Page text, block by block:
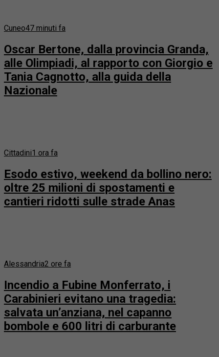
Cuneo47 minuti fa
Oscar Bertone, dalla provincia Granda,
alle Olimpiadi, al rapporto con Giorgio e
Tania Cagnotto, alla guida della
Nazionale
Cittadini1 ora fa
Esodo estivo, weekend da bollino nero:
oltre 25 milioni di spostamenti e
cantieri ridotti sulle strade Anas
Alessandria2 ore fa
Incendio a Fubine Monferrato, i
Carabinieri evitano una tragedia:
salvata un’anziana, nel capanno
bombole e 600 litri di carburante